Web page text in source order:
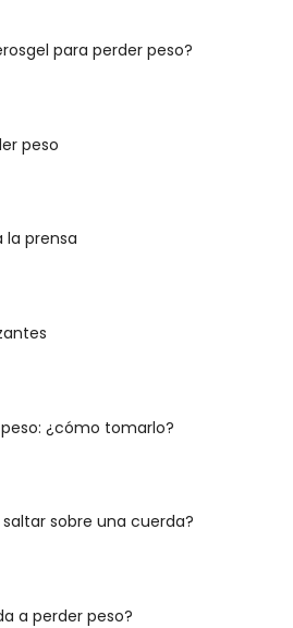
para perder peso?
peso
la prensa
¿cómo tomarlo?
sobre una cuerda?
a perder peso?